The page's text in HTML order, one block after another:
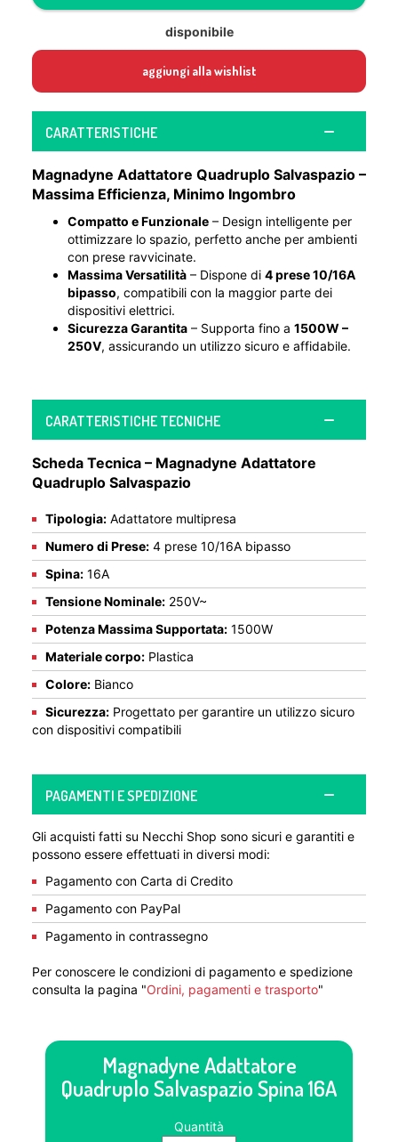
disponibile
aggiungi alla wishlist
CARATTERISTICHE
Magnadyne Adattatore Quadruplo Salvaspazio –
Massima Efficienza, Minimo Ingombro
Compatto e Funzionale – Design intelligente per
ottimizzare lo spazio, perfetto anche per ambienti
con prese ravvicinate.
Massima Versatilità – Dispone di 4 prese 10/16A
bipasso, compatibili con la maggior parte dei
dispositivi elettrici.
Sicurezza Garantita – Supporta fino a 1500W –
250V, assicurando un utilizzo sicuro e affidabile.
CARATTERISTICHE TECNICHE
Scheda Tecnica – Magnadyne Adattatore
Quadruplo Salvaspazio
Tipologia: Adattatore multipresa
Numero di Prese: 4 prese 10/16A bipasso
Spina: 16A
Tensione Nominale: 250V~
Potenza Massima Supportata: 1500W
Materiale corpo: Plastica
Colore: Bianco
Sicurezza: Progettato per garantire un utilizzo sicuro
con dispositivi compatibili
PAGAMENTI E SPEDIZIONE
Gli acquisti fatti su Necchi Shop sono sicuri e garantiti e
possono essere effettuati in diversi modi:
Pagamento con Carta di Credito
Pagamento con PayPal
Pagamento in contrassegno
Per conoscere le condizioni di pagamento e spedizione
consulta la pagina "Ordini, pagamenti e trasporto"
Magnadyne Adattatore
Quadruplo Salvaspazio Spina 16A
Quantità